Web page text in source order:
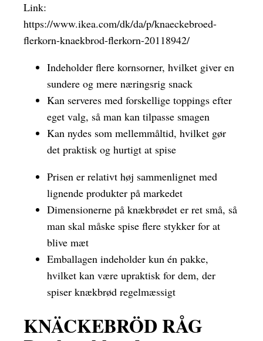
Link:
https://www.ikea.com/dk/da/p/knaeckebroed-
flerkorn-knaekbrod-flerkorn-20118942/
Indeholder flere kornsorner, hvilket giver en
sundere og mere næringsrig snack
Kan serveres med forskellige toppings efter
eget valg, så man kan tilpasse smagen
Kan nydes som mellemmåltid, hvilket gør
det praktisk og hurtigt at spise
Prisen er relativt høj sammenlignet med
lignende produkter på markedet
Dimensionerne på knækbrødet er ret små, så
man skal måske spise flere stykker for at
blive mæt
Emballagen indeholder kun én pakke,
hvilket kan være upraktisk for dem, der
spiser knækbrød regelmæssigt
KNÄCKEBRÖD RÅG